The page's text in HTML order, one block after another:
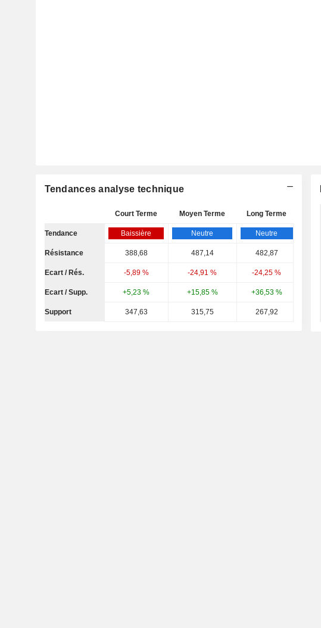
Tendances analyse technique
Court Terme Moyen Terme Long Terme
Tendance Baissière Neutre Neutre
Résistance 388,68 487,14 482,87
Ecart / Rés. -5,89 % -24,91 % -24,25 %
Ecart / Supp. +5,23 % +15,85 % +36,53 %
Support 347,63 315,75 267,92